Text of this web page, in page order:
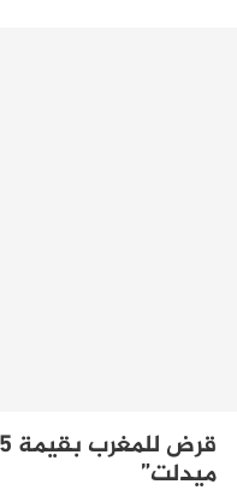
ميدلت”